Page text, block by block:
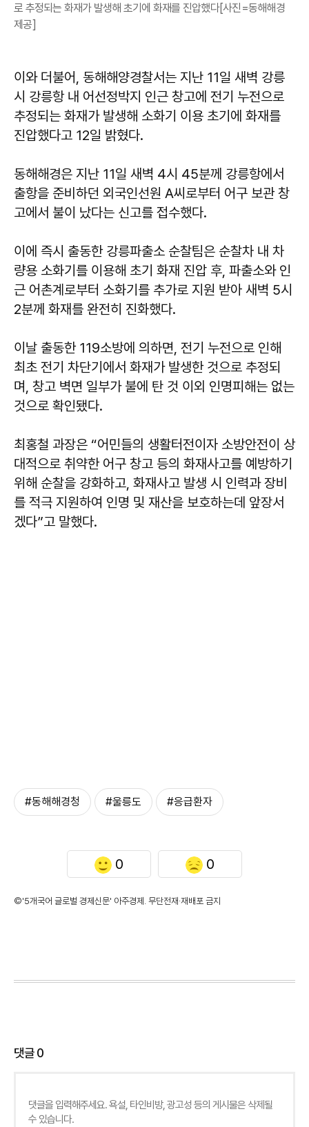
로 추정되는 화재가 발생해 초기에 화재를 진압했다[사진=동해해경
제공]
이와 더불어, 동해해양경찰서는 지난 11일 새벽 강릉
시 강릉항 내 어선정박지 인근 창고에 전기 누전으로
추정되는 화재가 발생해 소화기 이용 초기에 화재를
진압했다고 12일 밝혔다.
동해해경은 지난 11일 새벽 4시 45분께 강릉항에서
출항을 준비하던 외국인선원 A씨로부터 어구 보관 창
고에서 불이 났다는 신고를 접수했다.
이에 즉시 출동한 강릉파출소 순찰팀은 순찰차 내 차
량용 소화기를 이용해 초기 화재 진압 후, 파출소와 인
근 어촌계로부터 소화기를 추가로 지원 받아 새벽 5시
2분께 화재를 완전히 진화했다.
이날 출동한 119소방에 의하면, 전기 누전으로 인해
최초 전기 차단기에서 화재가 발생한 것으로 추정되
며, 창고 벽면 일부가 불에 탄 것 이외 인명피해는 없는
것으로 확인됐다.
최홍철 과장은 “어민들의 생활터전이자 소방안전이 상
대적으로 취약한 어구 창고 등의 화재사고를 예방하기
위해 순찰을 강화하고, 화재사고 발생 시 인력과 장비
를 적극 지원하여 인명 및 재산을 보호하는데 앞장서
겠다”고 말했다.
#동해해경청 #울릉도 #응급환자
0 0
©'5개국어 글로벌 경제신문' 아주경제. 무단전재·재배포 금지
댓글0